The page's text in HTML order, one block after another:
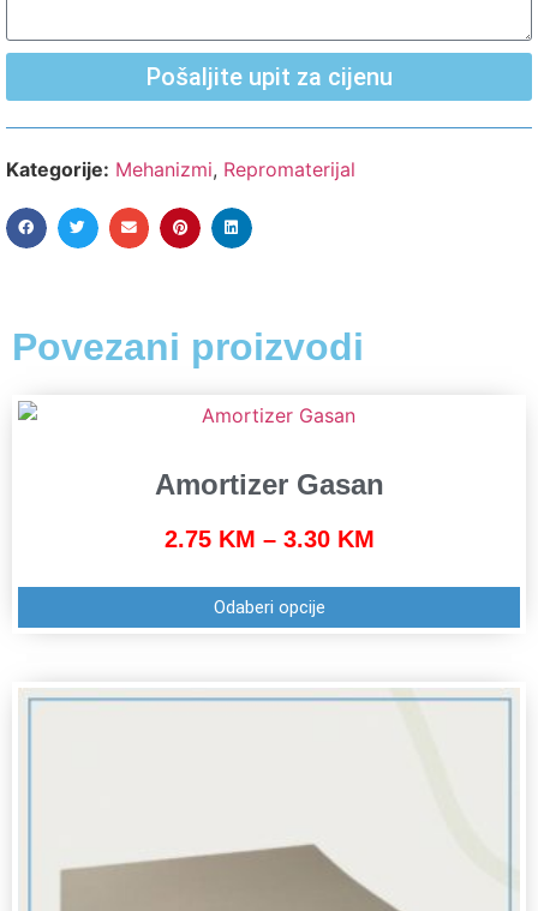
Pošaljite upit za cijenu
Kategorije: Mehanizmi, Repromaterijal
Povezani proizvodi
Amortizer Gasan
2.75 KM – 3.30 KM
Odaberi opcije